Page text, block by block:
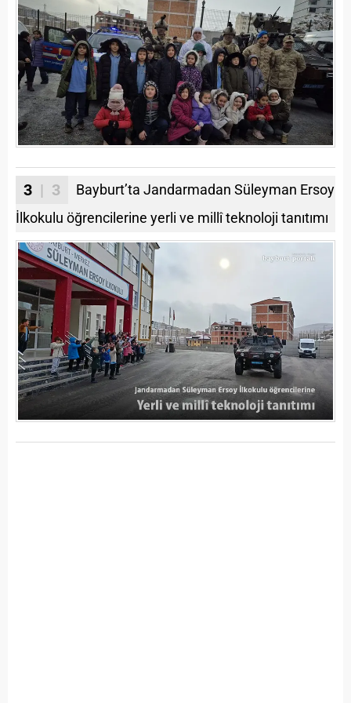
3 | 3
Bayburt’ta Jandarmadan Süleyman Ersoy
İlkokulu öğrencilerine yerli ve millî teknoloji tanıtımı